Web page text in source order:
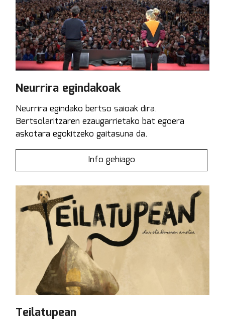
Neurrira egindakoak
Neurrira egindako bertso saioak dira.
Bertsolaritzaren ezaugarrietako bat egoera
askotara egokitzeko gaitasuna da.
Info gehiago
Teilatupean